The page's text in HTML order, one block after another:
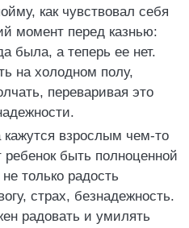
как чувствовал себя
момент перед казнью:
была, а теперь ее нет.
на холодном полу,
переваривая это
взрослым чем-то
быть полноценной
только радость
страх, безнадежность.
радовать и умилять